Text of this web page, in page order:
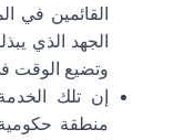
القائمين في
الجهد الذي
وتضيع الوقت
إن تلك
منطقة